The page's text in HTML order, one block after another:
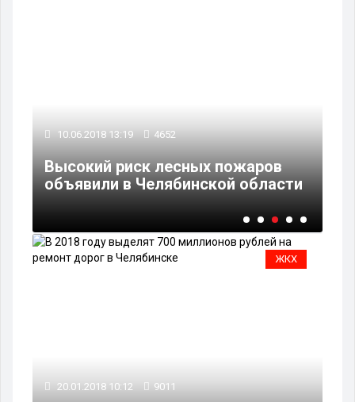
10.06.2018 13:19 4652
Высокий риск лесных пожаров
объявили в Челябинской области
ЖКХ
20.01.2018 10:12 9011